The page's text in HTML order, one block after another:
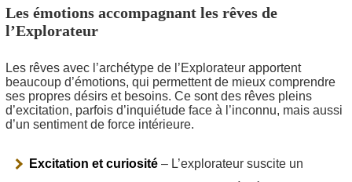
Les émotions accompagnant les rêves de
l’Explorateur
Les rêves avec l’archétype de l’Explorateur apportent
beaucoup d’émotions, qui permettent de mieux comprendre
ses propres désirs et besoins. Ce sont des rêves pleins
d’excitation, parfois d’inquiétude face à l’inconnu, mais aussi
d’un sentiment de force intérieure.
Excitation et curiosité – L’explorateur suscite un